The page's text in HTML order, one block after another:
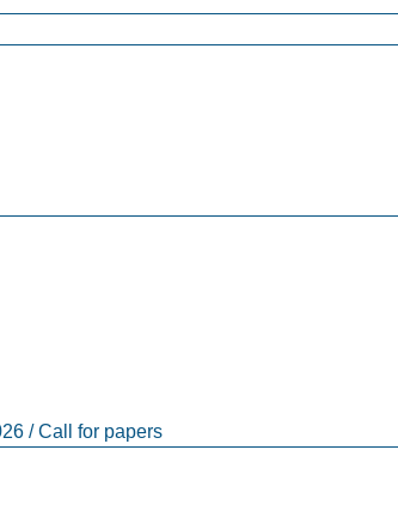
/ Call for papers